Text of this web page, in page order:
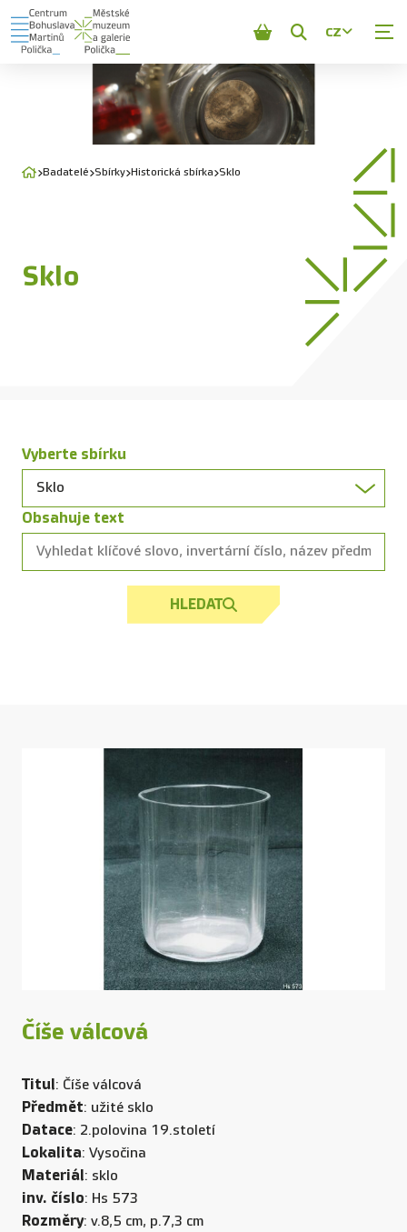
Zobrazit
vyhledávání
CZ
Badatelé Sbírky Historická sbírka Sklo
Sklo
Vyberte sbírku
Obsahuje text
HLEDAT
Číše válcová
Titul: Číše válcová
Předmět: užité sklo
Datace: 2.polovina 19.století
Lokalita: Vysočina
Materiál: sklo
inv. číslo: Hs 573
Rozměry: v.8,5 cm, p.7,3 cm